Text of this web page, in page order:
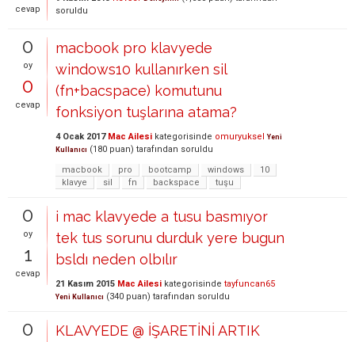
cevap
soruldu
0
oy
0
cevap
macbook pro klavyede
windows10 kullanırken sil
(fn+bacspace) komutunu
fonksiyon tuşlarına atama?
4 Ocak 2017 Mac Ailesi kategorisinde omuryuksel Yeni
Kullanıcı (180 puan) tarafından soruldu
macbook
pro bootcamp windows
10
klavye
sil fn backspace tuşu
0
oy
1
cevap
i mac klavyede a tusu basmıyor
tek tus sorunu durduk yere bugun
bsldı neden olbılır
21 Kasım 2015 Mac Ailesi kategorisinde tayfuncan65
Yeni Kullanıcı (340 puan) tarafından soruldu
0
KLAVYEDE @ İŞARETİNİ ARTIK